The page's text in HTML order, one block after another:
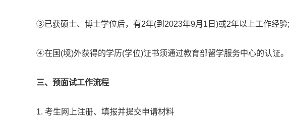
③已获硕士、博士学位后，有2年(到2023年9月1日)或2年以上工作经验;
④在国(境)外获得的学历(学位)证书须通过教育部留学服务中心的认证。
三、预面试工作流程
1. 考生网上注册、填报并提交申请材料